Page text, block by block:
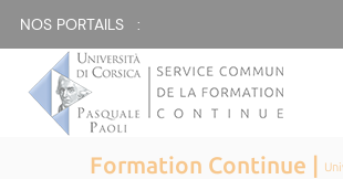
NOS PORTAILS :
Formation Continue |